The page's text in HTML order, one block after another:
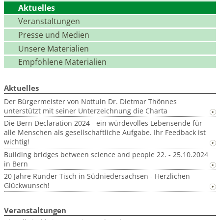
Aktuelles
Veranstaltungen
Presse und Medien
Unsere Materialien
Empfohlene Materialien
Aktuelles
Der Bürgermeister von Nottuln Dr. Dietmar Thönnes
unterstützt mit seiner Unterzeichnung die Charta
Die Bern Declaration 2024 - ein würdevolles Lebensende für
alle Menschen als gesellschaftliche Aufgabe. Ihr Feedback ist
wichtig!
Building bridges between science and people 22. - 25.10.2024
in Bern
20 Jahre Runder Tisch in Südniedersachsen - Herzlichen
Glückwunsch!
Veranstaltungen